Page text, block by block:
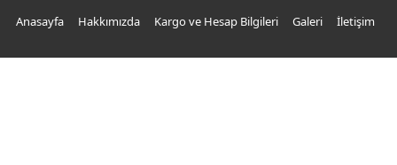
Anasayfa Hakkımızda Kargo ve Hesap Bilgileri Galeri İletişim